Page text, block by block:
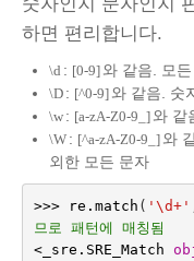
하면 편리합니다.
\d : [0-9] 와 같음. 모
\D : [^0-9] 와 같음. 숫
\w : [a-zA-Z0-9_] 와 같
\W : [^a-zA-Z0-9_] 와
외한 모든 문자
>>> re . match ( '\d+'
므로 패턴에 매칭됨
<_sre . SRE_Match